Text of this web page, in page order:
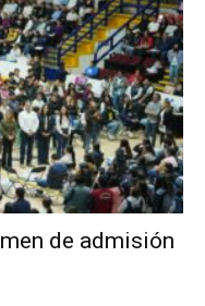
de admisión